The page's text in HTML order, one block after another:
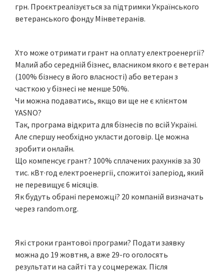
грн. Проєктреалізується за підтримки Українського
ветеранського фонду Мінветеранів.
Хто може отримати грант на оплату електроенергії?
Малий або середній бізнес, власником якого є ветеран
(100% бізнесу в його власності) або ветеран з
часткою у бізнесі не менше 50%.
Чи можна подаватись, якщо ви ще не є клієнтом
YASNO?
Так, програма відкрита для бізнесів по всій Україні.
Але спершу необхідно укласти договір. Це можна
зробити онлайн.
Що компенсує грант? 100% сплачених рахунків за 30
тис. кВт·год електроенергії, спожитої заперіод, який
не перевищує 6 місяців.
Як будуть обрані переможці? 20 компаній визначать
через random.org.
Які строки грантової програми? Подати заявку
можна до 19 жовтня, а вже 29-го оголосять
результати на сайті та у соцмережах. Після